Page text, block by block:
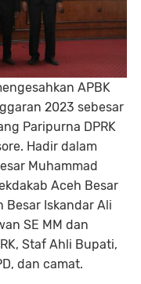
APBK
2023 sebesar
Paripurna DPRK
Hadir dalam
Muhammad
Aceh Besar
Besar Iskandar Ali
SE MM dan
Staf Ahli Bupati,
dan camat.